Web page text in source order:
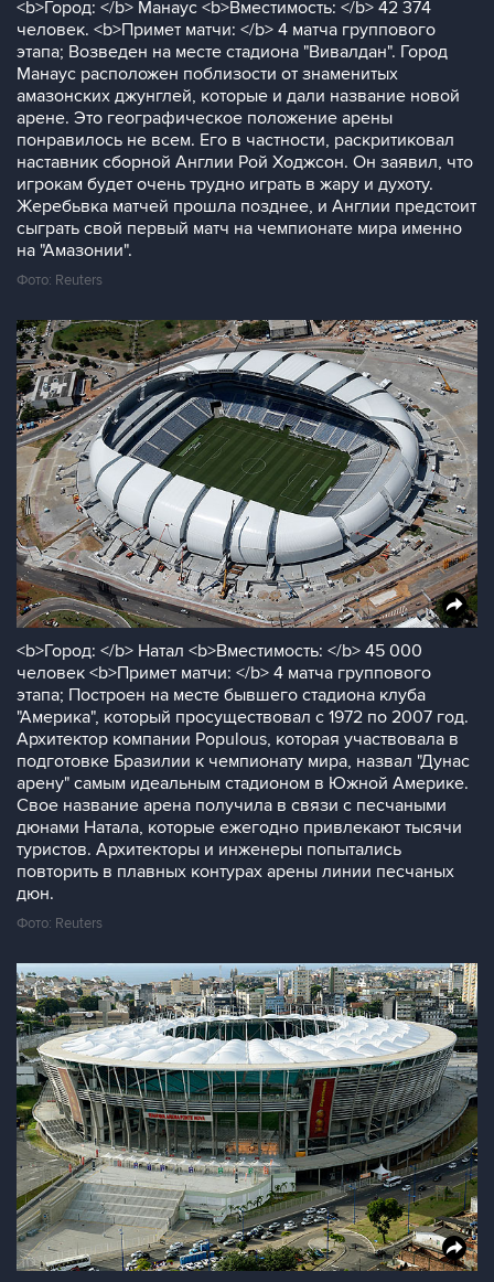
<b>Город: </b> Манаус <b>Вместимость: </b> 42 374
человек. <b>Примет матчи: </b> 4 матча группового
этапа; Возведен на месте стадиона "Вивалдан". Город
Манаус расположен поблизости от знаменитых
амазонских джунглей, которые и дали название новой
арене. Это географическое положение арены
понравилось не всем. Его в частности, раскритиковал
наставник сборной Англии Рой Ходжсон. Он заявил, что
игрокам будет очень трудно играть в жару и духоту.
Жеребьвка матчей прошла позднее, и Англии предстоит
сыграть свой первый матч на чемпионате мира именно
на "Амазонии".
Фото: Reuters
<b>Город: </b> Натал <b>Вместимость: </b> 45 000
человек <b>Примет матчи: </b> 4 матча группового
этапа; Построен на месте бывшего стадиона клуба
"Америка", который просуществовал с 1972 по 2007 год.
Архитектор компании Populous, которая участвовала в
подготовке Бразилии к чемпионату мира, назвал "Дунас
арену" cамым идеальным стадионом в Южной Америке.
Свое название арена получила в связи с песчаными
дюнами Натала, которые ежегодно привлекают тысячи
туристов. Архитекторы и инженеры попытались
повторить в плавных контурах арены линии песчаных
дюн.
Фото: Reuters